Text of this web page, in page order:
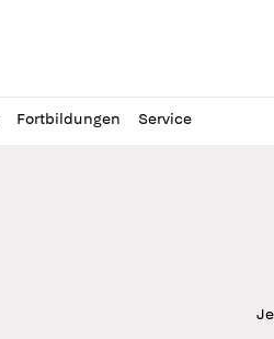
Fortbildungen Service